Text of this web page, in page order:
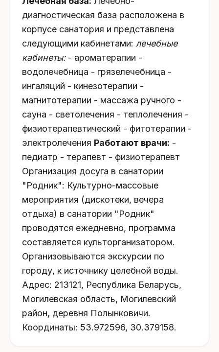
диагностическая база расположена в
корпусе санатория и представлена
следующими кабинетами: лечебные
кабинеты:- ароматерапии -
водолечебница - грязелечебница -
ингаляций - кинезотерапии -
магнитотерапии - массажа ручного -
сауна - светолечения - теплолечения -
физиотерапевтический - фитотерапии -
электролечения Работают врачи: -
педиатр - терапевт - физиотерапевт
Организация досуга в санатории
"Родник": Культурно-массовые
мероприятия (дискотеки, вечера
отдыха) в санатории "Родник"
проводятся ежедневно, программа
составляется культорганизатором.
Организовываются экскурсии по
городу, к источнику целебной воды.
Адрес: 213121, Республика Беларусь,
Могилевская область, Могилевский
район, деревня Полынковичи.
Координаты: 53.972596, 30.379158.